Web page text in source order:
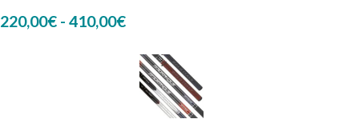
220,00€ - 410,00€